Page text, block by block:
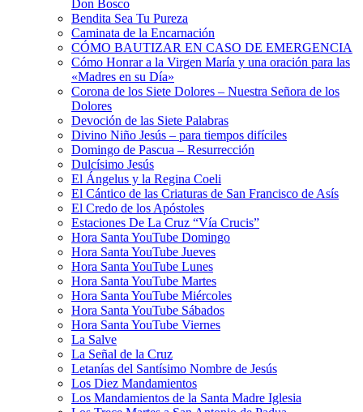
Don Bosco
Bendita Sea Tu Pureza
Caminata de la Encarnación
CÓMO BAUTIZAR EN CASO DE EMERGENCIA
Cómo Honrar a la Virgen María y una oración para las
«Madres en su Día»
Corona de los Siete Dolores – Nuestra Señora de los
Dolores
Devoción de las Siete Palabras
Divino Niño Jesús – para tiempos difíciles
Domingo de Pascua – Resurrección
Dulcísimo Jesús
El Ángelus y la Regina Coeli
El Cántico de las Criaturas de San Francisco de Asís
El Credo de los Apóstoles
Estaciones De La Cruz “Vía Crucis”
Hora Santa YouTube Domingo
Hora Santa YouTube Jueves
Hora Santa YouTube Lunes
Hora Santa YouTube Martes
Hora Santa YouTube Miércoles
Hora Santa YouTube Sábados
Hora Santa YouTube Viernes
La Salve
La Señal de la Cruz
Letanías del Santísimo Nombre de Jesús
Los Diez Mandamientos
Los Mandamientos de la Santa Madre Iglesia